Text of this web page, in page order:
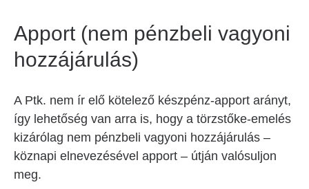
Apport (nem pénzbeli vagyoni
hozzájárulás)
A Ptk. nem ír elő kötelező készpénz-apport arányt,
így lehetőség van arra is, hogy a törzstőke-emelés
kizárólag nem pénzbeli vagyoni hozzájárulás –
köznapi elnevezésével apport – útján valósuljon
meg.